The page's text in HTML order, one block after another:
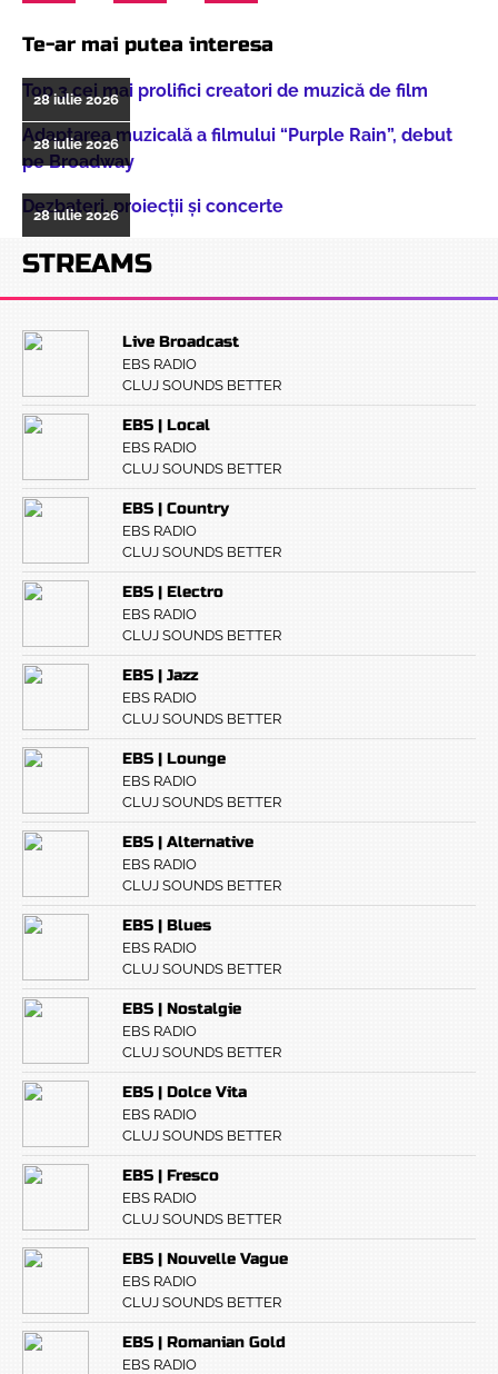
Te-ar mai putea interesa
Top 3 cei mai prolifici creatori de muzică de film
28 iulie 2026
Adaptarea muzicală a filmului “Purple Rain”, debut
pe Broadway
28 iulie 2026
Dezbateri, proiecţii şi concerte
28 iulie 2026
STREAMS
Live Broadcast
EBS RADIO
CLUJ SOUNDS BETTER
EBS | Local
EBS RADIO
CLUJ SOUNDS BETTER
EBS | Country
EBS RADIO
CLUJ SOUNDS BETTER
EBS | Electro
EBS RADIO
CLUJ SOUNDS BETTER
EBS | Jazz
EBS RADIO
CLUJ SOUNDS BETTER
EBS | Lounge
EBS RADIO
CLUJ SOUNDS BETTER
EBS | Alternative
EBS RADIO
CLUJ SOUNDS BETTER
EBS | Blues
EBS RADIO
CLUJ SOUNDS BETTER
EBS | Nostalgie
EBS RADIO
CLUJ SOUNDS BETTER
EBS | Dolce Vita
EBS RADIO
CLUJ SOUNDS BETTER
EBS | Fresco
EBS RADIO
CLUJ SOUNDS BETTER
EBS | Nouvelle Vague
EBS RADIO
CLUJ SOUNDS BETTER
EBS | Romanian Gold
EBS RADIO